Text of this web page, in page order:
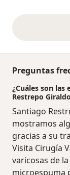
Preguntas
¿Cuáles son las
Restrepo
Santiago
mostramos
gracias a su
Visita Cirugía
varicosas de
microespuma